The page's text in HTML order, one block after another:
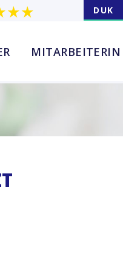
DUK
MITARBEITERIN